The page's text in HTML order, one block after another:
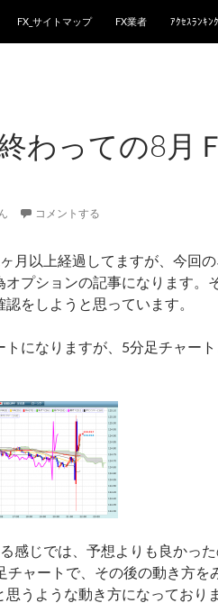
FX_サイトマップ FX業者 ｱｸｾｽﾗﾝｷﾝ
わっての8月
コメントする
月以上経過してますが、今回
プションの記事になります。
をしようと思っています。
トになりますが、5分足チャー
感じでは、予想よりも良かっ
チャートで、その後の動き方を
うような動き方になっておりま